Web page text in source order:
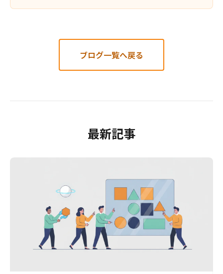
ブログ一覧へ戻る
最新記事